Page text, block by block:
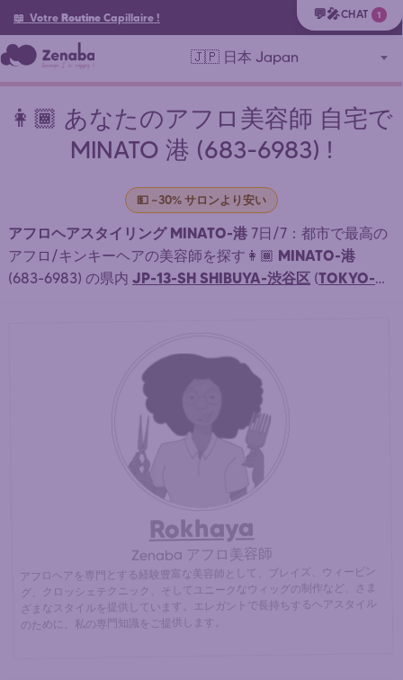
📖 Votre Routine Capillaire !
🇯🇵 日本 Japan
👩🏾 あなたのアフロ美容師 自宅で
MINATO 港 (683-6983) !
💵 ~30% サロンより安い
アフロヘアスタイリング MINATO-港 7日/7：都市で最高の
アフロ/キンキーヘアの美容師を探す👩🏾 MINATO-港
(683-6983) の県内 JP-13-SH SHIBUYA-渋谷区 (TOKYO-東
予約。22時間オンライン予約受付中。 手頃な価格のアフ
ロ・アフリカンヘアスタイルのために、最寄りのアフロ美
容師に直接ご連絡ください。 (
30% cheaper
Rokhaya
Zenaba アフロ美容師
アフロヘアを専門とする経験豊富な美容師として、ブレイズ、ウィービン
グ、クロッシェテクニック、そしてユニークなウィッグの制作など、さま
ざまなスタイルを提供しています。エレガントで長持ちするヘアスタイル
のために、私の専門知識をご提供します。
💬🎤CHAT 1